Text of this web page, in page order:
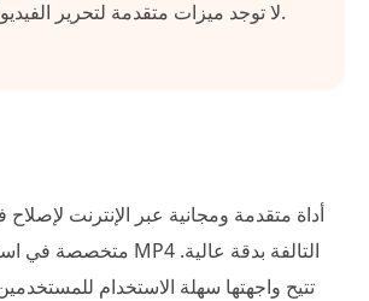
لا توجد ميزات متقدمة لتحرير الفيديو أو تحسينه.
تتيح واجهتها سهلة الاستخدام